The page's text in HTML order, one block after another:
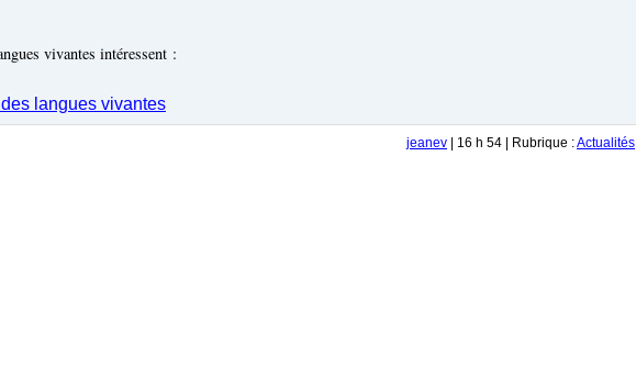
vivantes intéressent :
langues vivantes
jeanev | 16 h 54 | Rubrique :Actualités